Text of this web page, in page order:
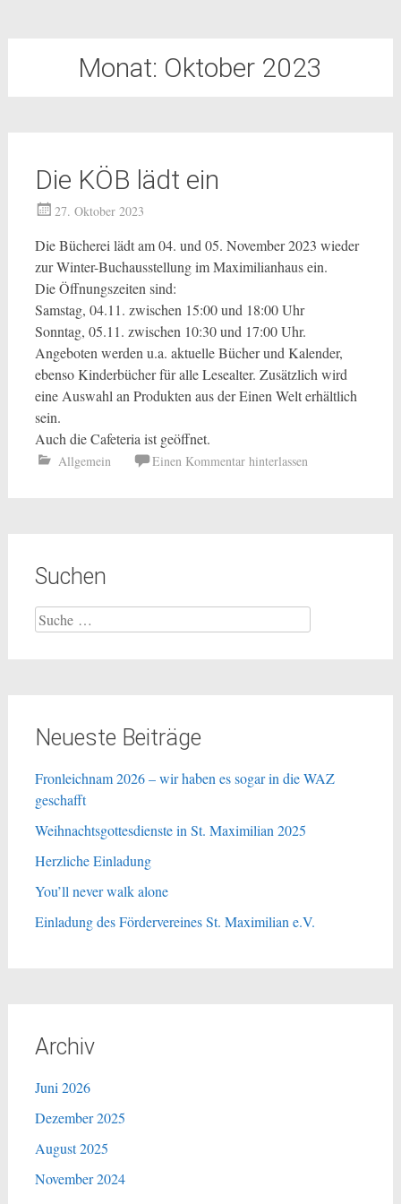
Monat: Oktober 2023
Die KÖB lädt ein
27. Oktober 2023
Die Bücherei lädt am 04. und 05. November 2023 wieder
zur Winter-Buchausstellung im Maximilianhaus ein.
Die Öffnungszeiten sind:
Samstag, 04.11. zwischen 15:00 und 18:00 Uhr
Sonntag, 05.11. zwischen 10:30 und 17:00 Uhr.
Angeboten werden u.a. aktuelle Bücher und Kalender,
ebenso Kinderbücher für alle Lesealter. Zusätzlich wird
eine Auswahl an Produkten aus der Einen Welt erhältlich
sein.
Auch die Cafeteria ist geöffnet.
Allgemein Einen Kommentar hinterlassen
Suchen
Suche
nach:
Neueste Beiträge
Fronleichnam 2026 – wir haben es sogar in die WAZ
geschafft
Weihnachtsgottesdienste in St. Maximilian 2025
Herzliche Einladung
You’ll never walk alone
Einladung des Fördervereines St. Maximilian e.V.
Archiv
Juni 2026
Dezember 2025
August 2025
November 2024